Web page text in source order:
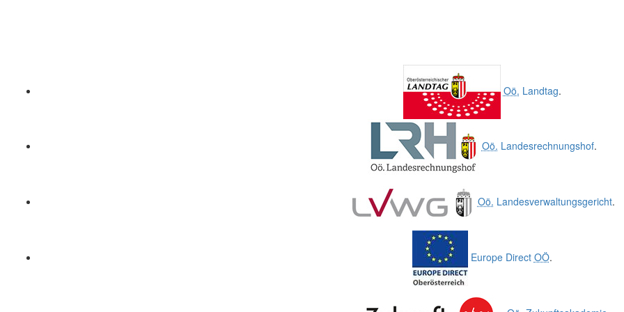
Oö. Landtag.
Oö. Landesrechnungshof.
Oö. Landesverwaltungsgericht.
Europe Direct OÖ.